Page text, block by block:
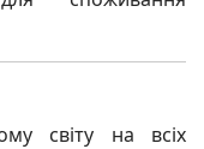
світу на всіх